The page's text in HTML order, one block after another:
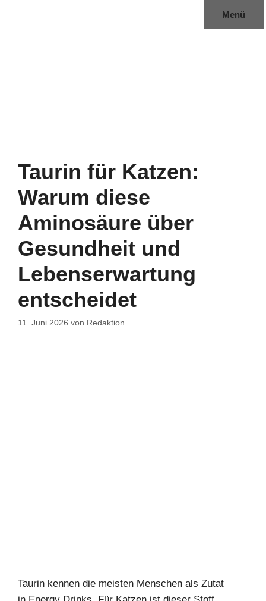
Menü
Taurin für Katzen:
Warum diese
Aminosäure über
Gesundheit und
Lebenserwartung
entscheidet
11. Juni 2026 von Redaktion
Taurin kennen die meisten Menschen als Zutat